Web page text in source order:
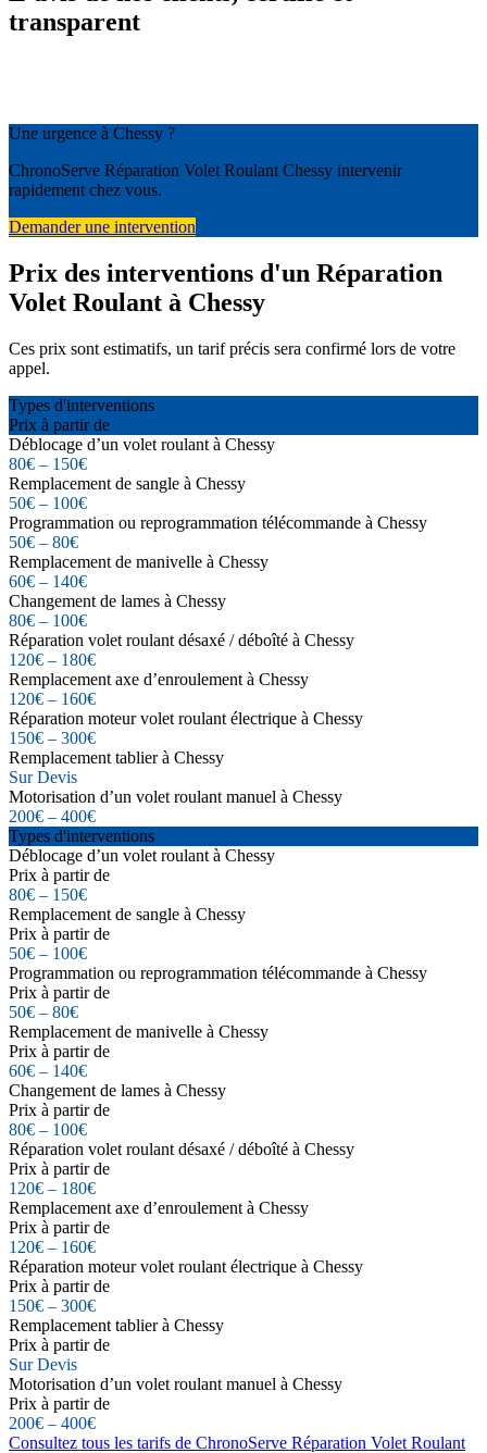
transparent
Une urgence à Chessy ?
ChronoServe Réparation Volet Roulant Chessy intervenir
rapidement chez vous.
Demander une intervention
Prix des interventions d'un Réparation
Volet Roulant à Chessy
Ces prix sont estimatifs, un tarif précis sera confirmé lors de votre
appel.
Types d'interventions
Prix à partir de
Déblocage d’un volet roulant à Chessy
80€ – 150€
Remplacement de sangle à Chessy
50€ – 100€
Programmation ou reprogrammation télécommande à Chessy
50€ – 80€
Remplacement de manivelle à Chessy
60€ – 140€
Changement de lames à Chessy
80€ – 100€
Réparation volet roulant désaxé / déboîté à Chessy
120€ – 180€
Remplacement axe d’enroulement à Chessy
120€ – 160€
Réparation moteur volet roulant électrique à Chessy
150€ – 300€
Remplacement tablier à Chessy
Sur Devis
Motorisation d’un volet roulant manuel à Chessy
200€ – 400€
Types d'interventions
Déblocage d’un volet roulant à Chessy
Prix à partir de
80€ – 150€
Remplacement de sangle à Chessy
Prix à partir de
50€ – 100€
Programmation ou reprogrammation télécommande à Chessy
Prix à partir de
50€ – 80€
Remplacement de manivelle à Chessy
Prix à partir de
60€ – 140€
Changement de lames à Chessy
Prix à partir de
80€ – 100€
Réparation volet roulant désaxé / déboîté à Chessy
Prix à partir de
120€ – 180€
Remplacement axe d’enroulement à Chessy
Prix à partir de
120€ – 160€
Réparation moteur volet roulant électrique à Chessy
Prix à partir de
150€ – 300€
Remplacement tablier à Chessy
Prix à partir de
Sur Devis
Motorisation d’un volet roulant manuel à Chessy
Prix à partir de
200€ – 400€
Consultez tous les tarifs de ChronoServe Réparation Volet Roulant